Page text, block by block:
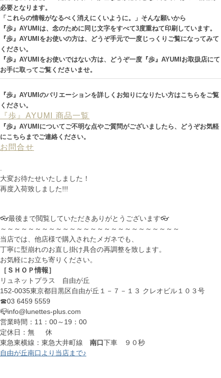
必要となります。
「これらの情報がなるべく消えにくいように。」そんな願いから
『歩』AYUMIは、念のために同じ文字をすべて3度重ねて印刷しています。
『歩』AYUMIをお使いの方は、どうぞ手元で一度じっくりご覧になってみて
ください。
『歩』AYUMIをお使いではない方は、どうぞ一度『歩』AYUMIお取扱店にて
お手に取ってご覧くださいませ。
『歩』AYUMIのバリエーションを詳しくお知りになりたい方はこちらをご覧
ください。
『歩』AYUMI 商品一覧
『歩』AYUMIについてご不明な点やご質問がございましたら、どうぞお気軽
にこちらまでご連絡ください。
お問合せ
大変お待たせいたしました！
再度入荷致しました!!!
👓最後まで閲覧していただきありがとうございます👓
～～～～～～～～～～～～～～～～～～～～～～～～～～
当店では、他店様で購入されたメガネでも、
丁寧に型崩れのお直し掛け具合の再調整を致します。
お気軽にお立ち寄りください。
［ＳＨＯＰ情報］
リュネットプラス 自由が丘
152-0035東京都目黒区自由が丘１－７－１３ クレオビル１０３号
☎03 6459 5559
📪info@lunettes-plus.com
営業時間：11：00～19：00
定休日：無 休
東急東横線：東急大井町線 南口下車 ９０秒
自由が丘南口より当店まで♪